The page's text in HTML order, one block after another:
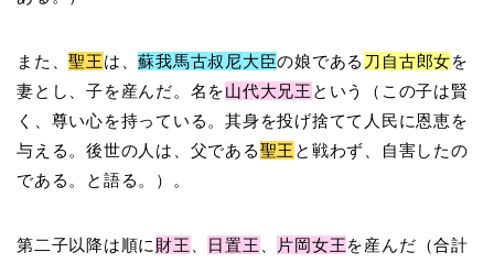
また、聖王は、蘇我馬古叔尼大臣の娘である 刀自古郎女を
妻とし、子を産んだ。名を山代大兄王 という（この子は賢
く、尊い心を持っている。其身を投げ捨てて人民に恩恵を
与える。後世の人は、父である聖王 と戦わず、自害したの
である。と語る。）。
第二子以降は順に 財王 日置王 片岡女王を産んだ（合計